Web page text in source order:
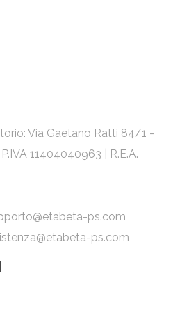
Via Gaetano Ratti 84/1 -
11404040963 | R.E.A.
ps.com
ps.com